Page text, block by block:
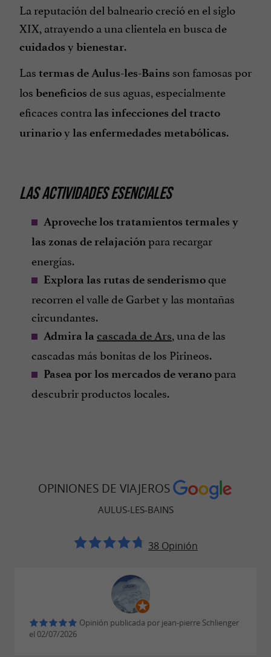
La reputación del balneario creció en el siglo
XIX, atrayendo a una clientela en busca de
cuidados y bienestar.
Las termas de Aulus-les-Bains son famosas por
los beneficios de sus aguas, especialmente
eficaces contra las infecciones del tracto
urinarioy las enfermedades metabólicas.
LAS ACTIVIDADES ESENCIALES
Aproveche los tratamientos termales y
las zonas de relajaciónpara recargar
energías.
Explora las rutas de senderismoque
recorren el valle de Garbet y las montañas
circundantes.
Admira la cascada de Ars, una de las
cascadas más bonitas de los Pirineos.
Pasea por los mercados de veranopara
descubrir productos locales.
OPINIONES DE VIAJEROS
AULUS-LES-BAINS
38 Opinión
Opinión publicada por jean-pierre Schlienger
el 02/07/2026